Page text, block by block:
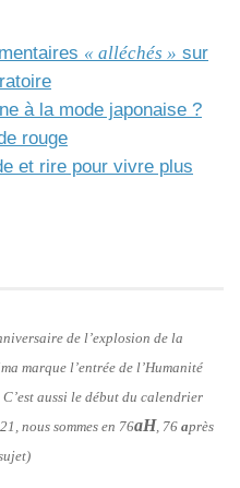
« alléchés » sur
à la mode japonaise ?
rouge
et rire pour vivre plus
de l’explosion de la
marque l’entrée de l’Humanité
aussi le début du calendrier
nous sommes en 76aH, 76 après